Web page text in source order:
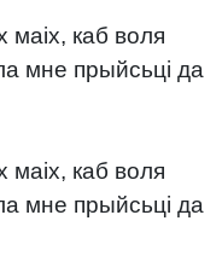
маіх, каб воля
мне прыйсьці да
маіх, каб воля
мне прыйсьці да